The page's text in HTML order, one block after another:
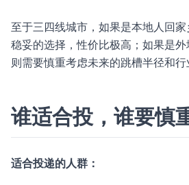
至于三四线城市，如果是本地人回
稳妥的选择，性价比极高；如果是外
则需要慎重考虑未来的跳槽半径和行
谁适合投，谁要慎
适合投递的人群：